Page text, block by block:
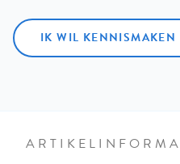
IK WIL KENNISMAKEN